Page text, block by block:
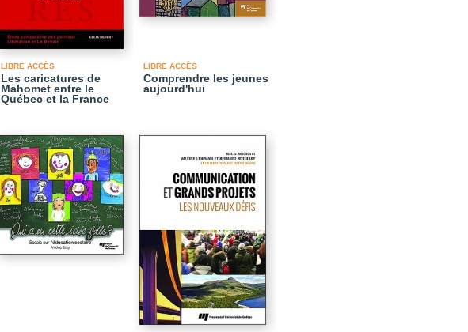
LIBRE ACCÈS
Les caricatures de
Mahomet entre le
Québec et la France
LIBRE ACCÈS
Comprendre les jeunes
aujourd'hui